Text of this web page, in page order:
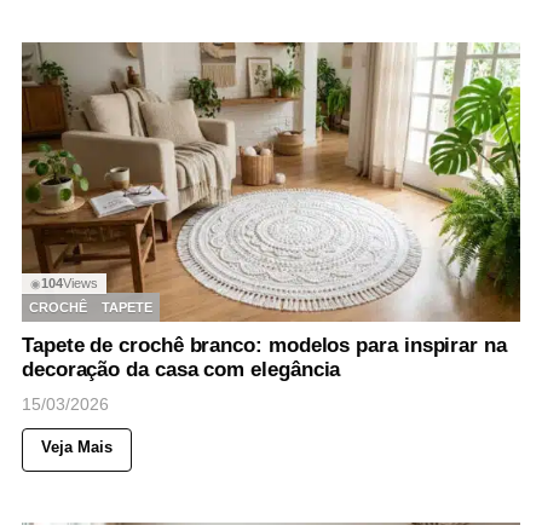
◉104Views
CROCHÊ
TAPETE
Tapete de crochê branco: modelos para inspirar na
decoração da casa com elegância
15/03/2026
Veja Mais